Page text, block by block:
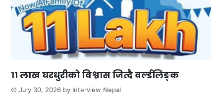
११ लाख घरधुरीको विश्वास जित्दै वर्ल्डलिङ्क
July 30, 2026 by Interview Nepal